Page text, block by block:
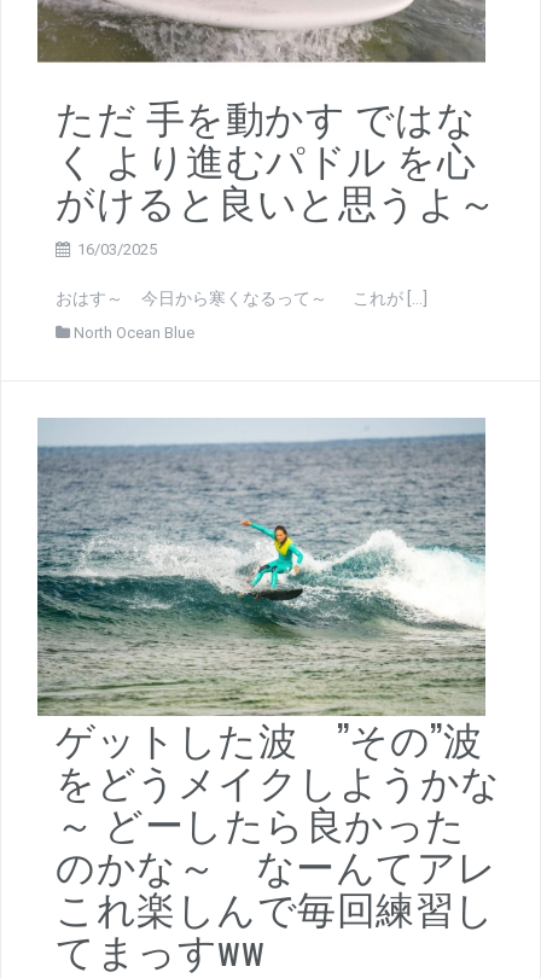
ただ 手を動かす ではな
く より進むパドル を心
がけると良いと思うよ～
16/03/2025
おはす～ 今日から寒くなるって～ これが […]
North Ocean Blue
ゲットした波 ”その”波
をどうメイクしようかな
～ どーしたら良かった
のかな～ なーんてアレ
これ楽しんで毎回練習し
てまっすww